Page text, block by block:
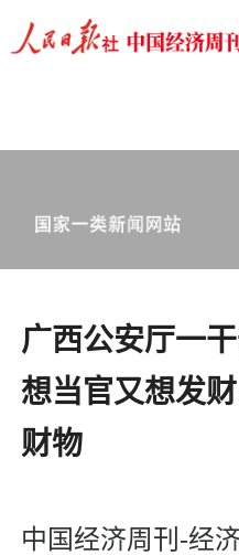
广西公安厅一
想当官又想发
财物
中国经济周刊-经